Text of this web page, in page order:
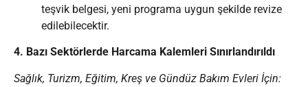
teşvik belgesi, yeni programa uygun şekilde revize
edilebilecektir.
4. Bazı Sektörlerde Harcama Kalemleri Sınırlandırıldı
Sağlık, Turizm, Eğitim, Kreş ve Gündüz Bakım Evleri İçin: